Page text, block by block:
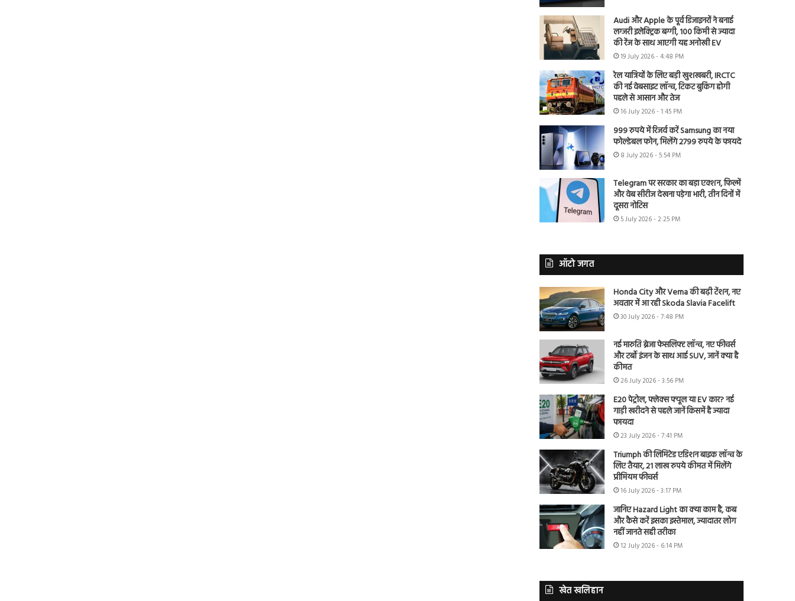
Audi और Apple के पूर्व डिजाइनरों ने बनाई
लग्जरी इलेक्ट्रिक बग्गी, 100 किमी से ज्यादा
की रेंज के साथ आएगी यह अनोखी EV
19 July 2026 - 4:48 PM
रेल यात्रियों के लिए बड़ी खुशखबरी, IRCTC
की नई वेबसाइट लॉन्च, टिकट बुकिंग होगी
पहले से आसान और तेज
16 July 2026 - 1:45 PM
999 रुपये में रिजर्व करें Samsung का नया
फोल्डेबल फोन, मिलेंगे 2799 रुपये के फायदे
8 July 2026 - 5:54 PM
Telegram पर सरकार का बड़ा एक्शन, फिल्में
और वेब सीरीज देखना पड़ेगा भारी, तीन दिनों में
दूसरा नोटिस
5 July 2026 - 2:25 PM
ऑटो जगत
Honda City और Verna की बढ़ी टेंशन, नए
अवतार में आ रही Skoda Slavia Facelift
30 July 2026 - 7:48 PM
नई मारुति ब्रेजा फेसलिफ्ट लॉन्च, नए फीचर्स
और टर्बो इंजन के साथ आई SUV, जानें क्या है
कीमत
26 July 2026 - 3:56 PM
E20 पेट्रोल, फ्लेक्स फ्यूल या EV कार? नई
गाड़ी खरीदने से पहले जानें किसमें है ज्यादा
फायदा
23 July 2026 - 7:41 PM
Triumph की लिमिटेड एडिशन बाइक लॉन्च के
लिए तैयार, 21 लाख रुपये कीमत में मिलेंगे
प्रीमियम फीचर्स
16 July 2026 - 3:17 PM
जानिए Hazard Light का क्या काम है, कब
और कैसे करें इसका इस्तेमाल, ज्यादातर लोग
नहीं जानते सही तरीका
12 July 2026 - 6:14 PM
खेत खलिहान